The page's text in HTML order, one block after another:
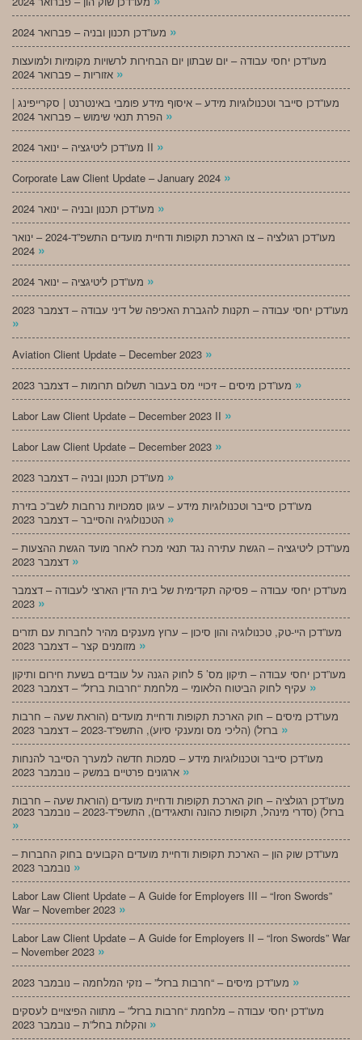
»
מעו”דכן יחסי עבודה – יום שבתון יום הבחירות לרשויות מקומיות ולמועצות
»
מעו”דכן סייבר וטכנולוגיות מידע – איסוף מידע פומבי באינטרנט | סקרייפינג |
»
מעו”דכן ליטיגציה – ינואר 2024 II »
Corporate Law Client Update – January 2024 »
»
מעו”דכן רגולציה – צו הארכת תקופות ודחיית מועדים התשפ”ד-2024 – ינואר
»
»
מעו”דכן יחסי עבודה – תקנות להגברת האכיפה של דיני עבודה – דצמבר 2023
»
Aviation Client Update – December 2023 »
»
Labor Law Client Update – December 2023 II »
Labor Law Client Update – December 2023 »
»
מעו”דכן סייבר וטכנולוגיות מידע – עיגון סמכויות נרחבות לשב”כ בזירת
»
מעו”דכן ליטיגציה – הגשת עתירה נגד תנאי מכרז לאחר מועד הגשת ההצעות –
»
מעו”דכן יחסי עבודה – פסיקה תקדימית של בית הדין הארצי לעבודה – דצמבר
»
מעו”דכן היי-טק, טכנולוגיה והון סיכון – ערוץ מענקים מהיר לחברות עם תזרים
»
מעו”דכן יחסי עבודה – תיקון מס’ 5 לחוק הגנה על עובדים בשעת חירום ותיקון
»
מעו”דכן מיסים – חוק הארכת תקופות ודחיית מועדים (הוראת שעה – חרבות
»
מעו”דכן סייבר וטכנולוגיות מידע – סמכות חדשה למערך הסייבר להנחות
»
מעו”דכן רגולציה – חוק הארכת תקופות ודחיית מועדים (הוראת שעה – חרבות
ברזל) (סדרי מינהל, תקופות כהונה ותאגידים), התשפ”ד-2023 – נובמבר 2023
»
מעו”דכן שוק הון – הארכת תקופות ודחיית מועדים הקבועים בחוק החברות –
»
Labor Law Client Update – A Guide for Employers III – “Iron Swords”
War – November 2023 »
Labor Law Client Update – A Guide for Employers II – “Iron Swords” War
– November 2023 »
»
מעו”דכן יחסי עבודה – מלחמת “חרבות ברזל” – מתווה הפיצויים לעסקים
»